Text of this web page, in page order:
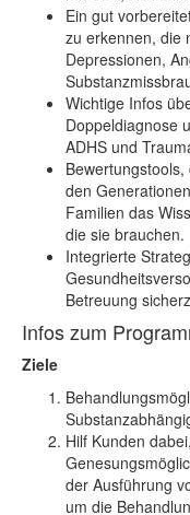
Ein gut
zu erkennen, die
Depressionen,
Wichtige Infos
Doppeldiagnose
ADHS und
den
Familien das
die sie brauchen.
Integrierte
Betreuung
Infos zum
Ziele
Hilf Kunden
der Ausführung
um die